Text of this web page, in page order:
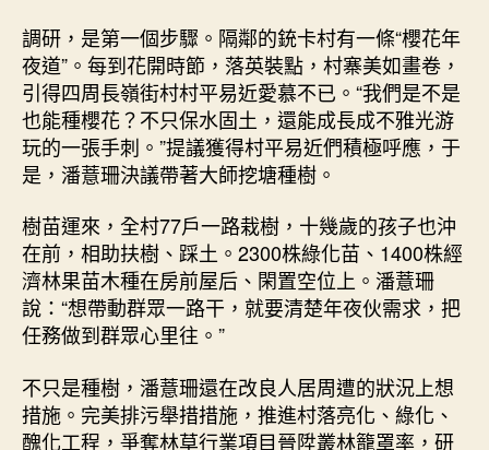
調研，是第一個步驟。隔鄰的銃卡村有一條“櫻花年
夜道”。每到花開時節，落英裝點，村寨美如畫卷，
引得四周長嶺街村村平易近愛慕不已。“我們是不是
也能種櫻花？不只保水固土，還能成長成不雅光游
玩的一張手刺。”提議獲得村平易近們積極呼應，于
是，潘薏珊決議帶著大師挖塘種樹。
樹苗運來，全村77戶一路栽樹，十幾歲的孩子也沖
在前，相助扶樹、踩土。2300株綠化苗、1400株經
濟林果苗木種在房前屋后、閑置空位上。潘薏珊
說：“想帶動群眾一路干，就要清楚年夜伙需求，把
任務做到群眾心里往。”
不只是種樹，潘薏珊還在改良人居周遭的狀況上想
措施。完美排污舉措措施，推進村落亮化、綠化、
醜化工程，爭奪林草行業項目晉陞叢林籠罩率，研